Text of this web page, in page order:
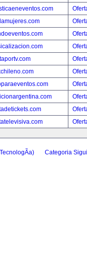
Categoria